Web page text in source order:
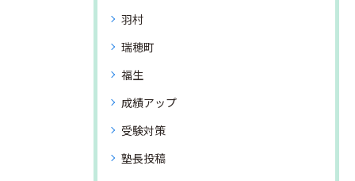
羽村
瑞穂町
福生
成績アップ
受験対策
塾長投稿